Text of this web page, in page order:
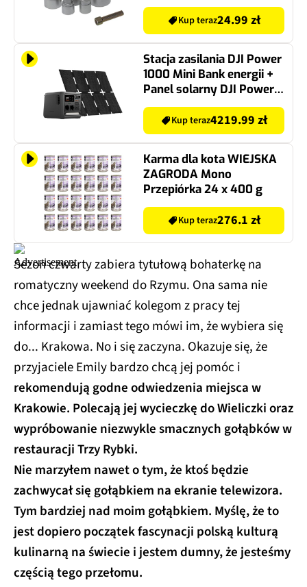
Kup teraz24.99 zł
Stacja zasilania DJI Power
1000 Mini Bank energii +
Panel solarny DJI Power
200W + Kabel MC4
Kup teraz4219.99 zł
Karma dla kota WIEJSKA
ZAGRODA Mono
Przepiórka 24 x 400 g
Kup teraz276.1 zł
Sezon czwarty zabiera tytułową bohaterkę na
romatyczny weekend do Rzymu. Ona sama nie
chce jednak ujawniać kolegom z pracy tej
informacji i zamiast tego mówi im, że wybiera się
do... Krakowa. No i się zaczyna. Okazuje się, że
przyjaciele Emily bardzo chcą jej pomóc i
rekomendują godne odwiedzenia miejsca w
Krakowie. Polecają jej wycieczkę do Wieliczki oraz
wypróbowanie niezwykle smacznych gołąbków w
restauracji Trzy Rybki.
Nie marzyłem nawet o tym, że ktoś będzie
zachwycał się gołąbkiem na ekranie telewizora.
Tym bardziej nad moim gołąbkiem. Myślę, że to
jest dopiero początek fascynacji polską kulturą
kulinarną na świecie i jestem dumny, że jesteśmy
częścią tego przełomu.